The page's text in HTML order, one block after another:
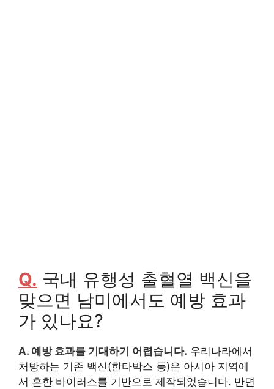
Q. 국내 유행성 출혈열 백신을
맞으면 남미에서도 예방 효과
가 있나요?
A. 예방 효과를 기대하기 어렵습니다. 우리나라에서
처방하는 기존 백신(한타박스 등)은 아시아 지역에
서 흔한 바이러스를 기반으로 제작되었습니다. 반면